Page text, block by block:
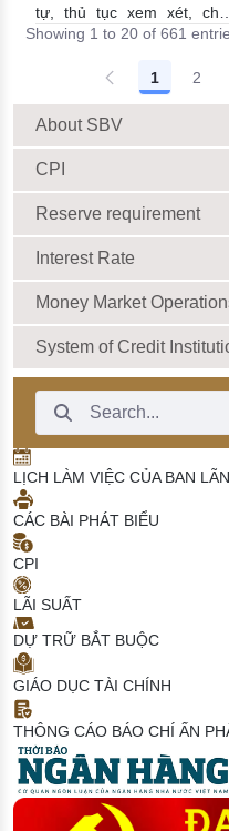
tự, thủ tục xem xét, chấp
thuận cho Tổ chức kinh
lãnh cho người không cư
18/06/2026 | 15:57:00
Showing 1 to 20 of 661
1 2
About SBV
CPI
Reserve requirement
Interest Rate
Money Market
System of Credit
Search Bar
LỊCH LÀM VIỆC CỦA BAN
CÁC BÀI PHÁT BIỂU
CPI
LÃI SUẤT
DỰ TRỮ BẮT BUỘC
GIÁO DỤC TÀI CHÍNH
THÔNG CÁO BÁO CHÍ ẤN